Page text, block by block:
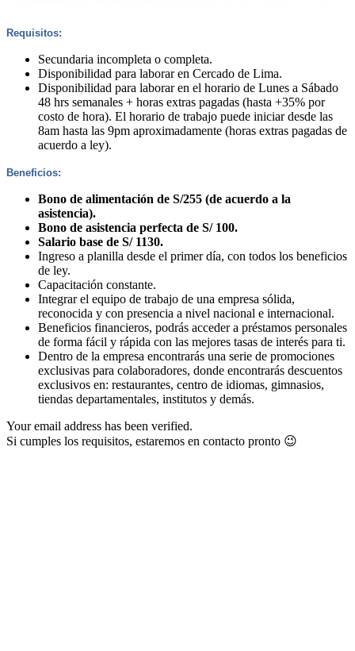
Requisitos:
Secundaria incompleta o completa.
Disponibilidad para laborar en Cercado de Lima.
Disponibilidad para laborar en el horario de Lunes a Sábado
48 hrs semanales + horas extras pagadas (hasta +35% por
costo de hora). El horario de trabajo puede iniciar desde las
8am hasta las 9pm aproximadamente (horas extras pagadas de
acuerdo a ley).
Beneficios:
Bono de alimentación de S/255 (de acuerdo a la
asistencia).
Bono de asistencia perfecta de S/ 100.
Salario base de S/ 1130.
Ingreso a planilla desde el primer día, con todos los beneficios
de ley.
Capacitación constante.
Integrar el equipo de trabajo de una empresa sólida,
reconocida y con presencia a nivel nacional e internacional.
Beneficios financieros, podrás acceder a préstamos personales
de forma fácil y rápida con las mejores tasas de interés para ti.
Dentro de la empresa encontrarás una serie de promociones
exclusivas para colaboradores, donde encontrarás descuentos
exclusivos en: restaurantes, centro de idiomas, gimnasios,
tiendas departamentales, institutos y demás.
Your email address has been verified.
Si cumples los requisitos, estaremos en contacto pronto 😉